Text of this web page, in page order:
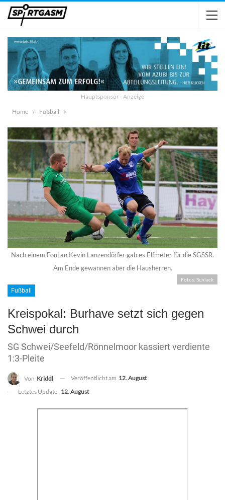
Hauptsponsor - Anzeige
Home
Fußball
Nach einem Foul an Kevin Lanzendörfer gab es Elfmeter für die SGSSR.
Am Ende gewannen aber die Hausherren.
Fotos: Schlack
Fußball
Kreispokal: Burhave setzt sich gegen
Schwei durch
SG Schwei/Seefeld/Rönnelmoor kassiert verdiente
1:3-Pleite
Von Kriddl Veröffentlicht am 12. August
Letztes Update: 12. August